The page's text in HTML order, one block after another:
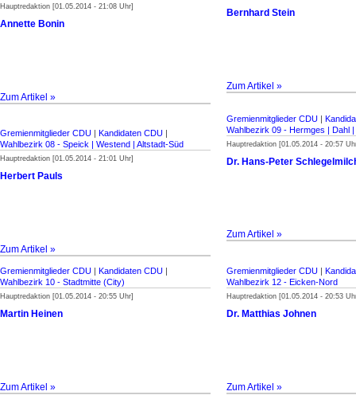
Hauptredaktion [01.05.2014 - 21:08 Uhr]
Annette Bonin
Zum Artikel »
Bernhard Stein
Zum Artikel »
Gremienmitglieder CDU | Kandidaten CDU |
Wahlbezirk 08 - Speick | Westend | Altstadt-Süd
Hauptredaktion [01.05.2014 - 21:01 Uhr]
Herbert Pauls
Zum Artikel »
Gremienmitglieder CDU |
Wahlbezirk 09 - Hermges | Dahl
Hauptredaktion [01.05.2014 - 20:57
Dr. Hans-Peter
Zum Artikel »
Gremienmitglieder CDU | Kandidaten CDU |
Wahlbezirk 10 - Stadtmitte (City)
Hauptredaktion [01.05.2014 - 20:55 Uhr]
Martin Heinen
Zum Artikel »
Gremienmitglieder CDU |
Wahlbezirk 12 - Eicken-Nord
Hauptredaktion [01.05.2014 - 20:53
Dr. Matthias Johnen
Zum Artikel »